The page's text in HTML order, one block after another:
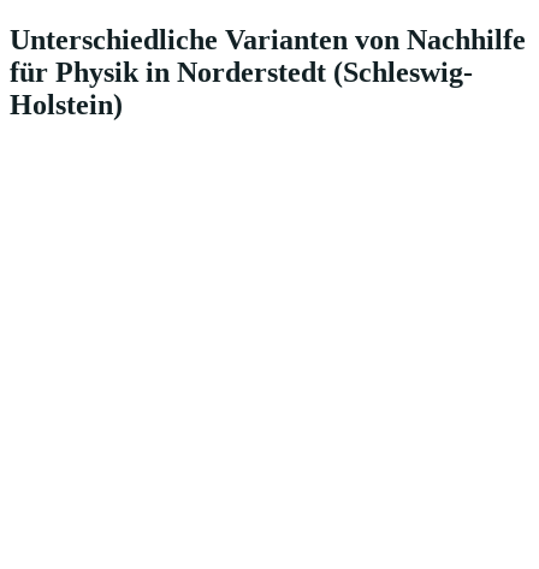
Unterschiedliche Varianten von Nachhilfe
für Physik in Norderstedt (Schleswig-
Holstein)